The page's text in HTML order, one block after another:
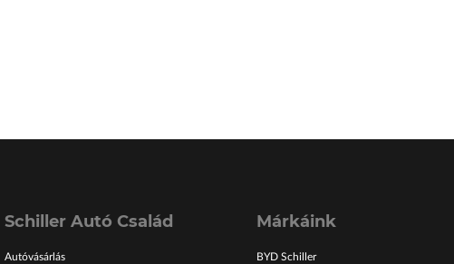
Schiller Autó Család
Autóvásárlás
Márkáink
BYD Schiller